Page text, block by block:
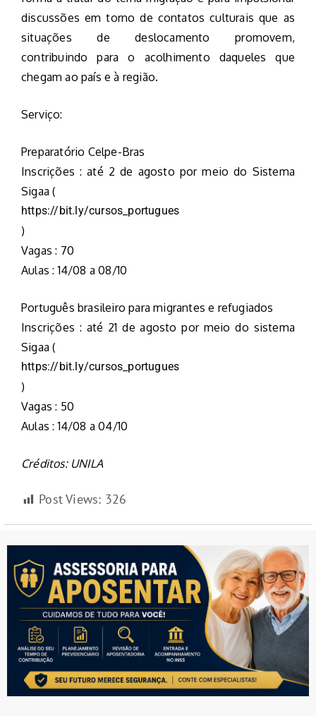
discussões em torno de contatos culturais que as
situações de deslocamento promovem,
contribuindo para o acolhimento daqueles que
chegam ao país e à região.
Serviço:
Preparatório Celpe-Bras
Inscrições : até 2 de agosto por meio do Sistema
Sigaa (
https://bit.ly/cursos_portugues
)
Vagas : 70
Aulas : 14/08 a 08/10
Português brasileiro para migrantes e refugiados
Inscrições : até 21 de agosto por meio do sistema
Sigaa (
https://bit.ly/cursos_portugues
)
Vagas : 50
Aulas : 14/08 a 04/10
Créditos: UNILA
Post Views: 326